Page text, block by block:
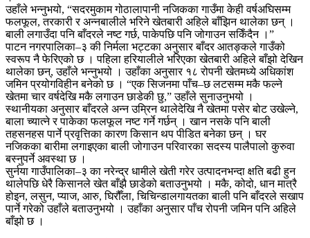
उहाँले भन्नुभयो, “सदरमुकाम गोठालापानी नजिकका गाउँमा केही वर्षअघिसम्म
फलफूल, तरकारी र अन्नबालीले भरिने खेतबारी अहिले बाँझिन थालेका छन् ।
बाली लगाउँदा पनि बाँदरले नष्ट गर्छ, पाकेपछि पनि जोगाउन सकिँदैन ।”
पाटन नगरपालिका–३ की निर्मला भट्टका अनुसार बाँदर आतङ्कले गाउँको
स्वरूप नै फेरिएको छ । पहिला हरियालीले भरिएका खेतबारी अहिले बाँझो देखिन
थालेका छन्, उहाँले भन्नुभयो । उहाँका अनुसार १८ रोपनी खेतमध्ये अधिकांश
जमिन प्रयोगविहीन बनेको छ । “एक सिजनमा पाँच–छ लटसम्म मकै फल्ने
खेतमा चार वर्षदेखि मकै लगाउन छाडेकी छु,” उहाँले सुनाउनुभयो ।
स्थानीयका अनुसार बाँदरले अन्न उम्रिन थालेदेखि नै खेतमा पसेर बोट उखेल्ने,
बाला च्यात्ने र पाकेका फलफूल नष्ट गर्ने गर्छन् । खान नसके पनि बाली
तहसनहस पार्ने प्रवृत्तिका कारण किसान थप पीडित बनेका छन् । घर
नजिकका बारीमा लगाइएका बाली जोगाउन परिवारका सदस्य पालैपालो कुरुवा
बस्नुपर्ने अवस्था छ ।
सुर्नया गाउँपालिका–३ का नरेन्द्र धामीले खेती गरेर उत्पादनभन्दा क्षति बढी हुन
थालेपछि धेरै किसानले खेत बाँझै छाडेको बताउनुभयो । मकै, कोदो, धान मात्रै
होइन, लसुन, प्याज, आरु, घिरौँला, चिचिन्डालगायतका बाली पनि बाँदरले सखाप
पार्ने गरेको उहाँले बताउनुभयो । उहाँका अनुसार पाँच रोपनी जमिन पनि अहिले
बाँझो छ ।